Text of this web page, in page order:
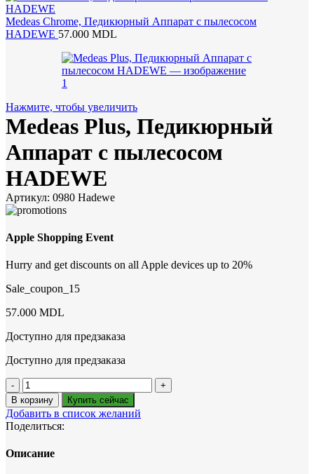
Medeas Chrome, Педикюрный Аппарат с пылесосом
HADEWE 57.000 MDL
Нажмите, чтобы увеличить
Medeas Plus, Педикюрный
Аппарат с пылесосом
HADEWE
Артикул: 0980 Hadewe
Apple Shopping Event
Hurry and get discounts on all Apple devices up to 20%
Sale_coupon_15
57.000 MDL
Доступно для предзаказа
Доступно для предзаказа
Количество
товара
Medeas
Plus,
Педикюрный
с
В корзину Купить сейчас
Добавить в список желаний
Поделиться:
Описание